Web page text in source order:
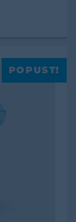
POPUST!